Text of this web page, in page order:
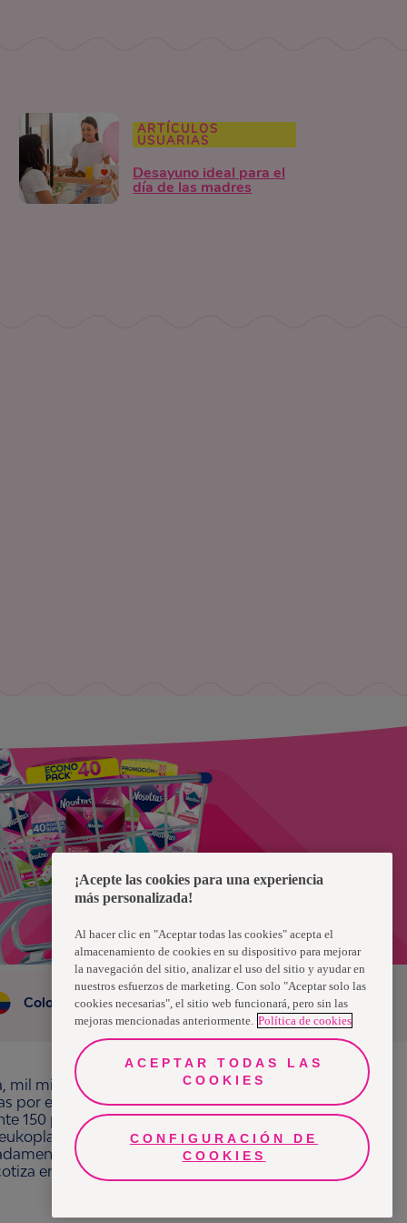
¿Necesitas ayuda?
ARTÍCULOS
USUARIAS
Desayuno ideal para el
día de las madres
Colombia
millones de personas, en todo el mundo,
por el bienestar en beneficio de consumidores,
150 países bajo las principales marcas
Libero, Libresse, Lotus, Modibodi,
13 mil millones de euros y empleó a
en Nasdaq Estocolmo. Más información en
¡Acepte las cookies para una experiencia
más personalizada!
Al hacer clic en "Aceptar todas las cookies" acepta el
almacenamiento de cookies en su dispositivo para mejorar
la navegación del sitio, analizar el uso del sitio y ayudar en
nuestros esfuerzos de marketing. Con solo "Aceptar solo las
cookies necesarias", el sitio web funcionará, pero sin las
mejoras mencionadas anteriormente. Política de cookies
ACEPTAR TODAS LAS
COOKIES
CONFIGURACIÓN DE
COOKIES